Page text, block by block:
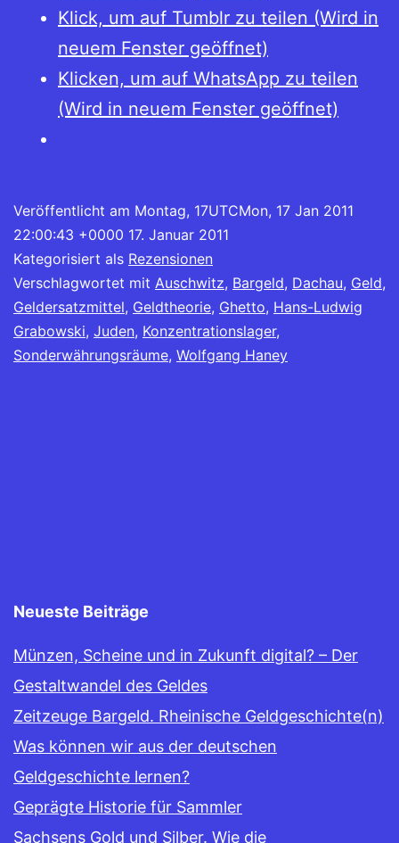
Klick, um auf Tumblr zu teilen (Wird in
neuem Fenster geöffnet)
Klicken, um auf WhatsApp zu teilen
(Wird in neuem Fenster geöffnet)
Veröffentlicht am Montag, 17UTCMon, 17 Jan 2011
22:00:43 +0000 17. Januar 2011
Kategorisiert als Rezensionen
Verschlagwortet mit Auschwitz, Bargeld, Dachau, Geld,
Geldersatzmittel, Geldtheorie, Ghetto, Hans-Ludwig
Grabowski, Juden, Konzentrationslager,
Sonderwährungsräume, Wolfgang Haney
Neueste Beiträge
Münzen, Scheine und in Zukunft digital? – Der
Gestaltwandel des Geldes
Zeitzeuge Bargeld. Rheinische Geldgeschichte(n)
Was können wir aus der deutschen
Geldgeschichte lernen?
Geprägte Historie für Sammler
Sachsens Gold und Silber. Wie die